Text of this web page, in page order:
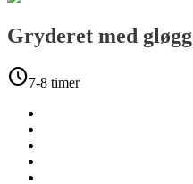
Gryderet med gløgg
schedule7-8 timer